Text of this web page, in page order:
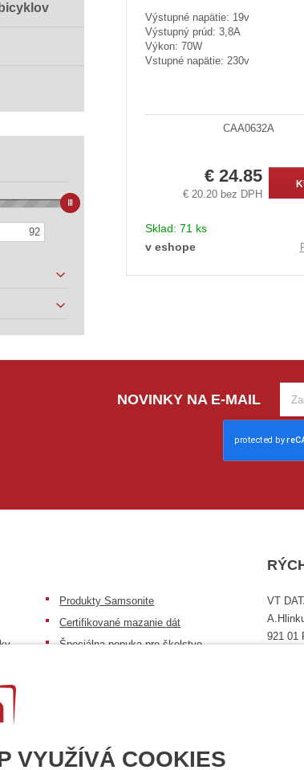
VYUŽÍVÁ COOKIES
Výstupné napätie: 19v
Výstupný prúd: 3,8A
Výkon: 70W
Vstupné napätie: 230v
CAA0632A
€ 24.85
€ 20.20 bez DPH
Sklad: 71 ks
v eshope
NOVINKY NA E-MAIL
Produkty Samsonite
Certifikované mazanie dát
Špeciálna ponuka pre školstvo,
Všeobecné informácie
VT
921 01